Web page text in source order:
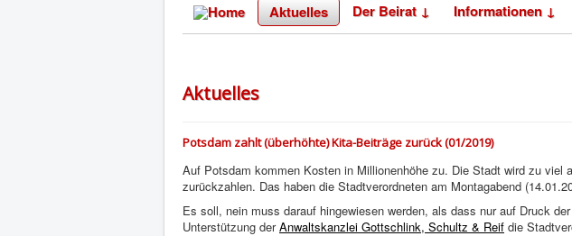
Aktuelles Der Beirat ↓ Informationen ↓
Aktuelles
Potsdam zahlt (überhöhte) Kita-Beiträge zurück (01/2019)
Auf Potsdam kommen Kosten in Millionenhöhe zu. Die Stadt wird zu viel
zurückzahlen. Das haben die Stadtverordneten am Montagabend
Es soll, nein muss darauf hingewiesen werden, als dass nur auf Druck
Unterstützung derAnwaltskanzlei Gottschlink, Schultz & Reif die